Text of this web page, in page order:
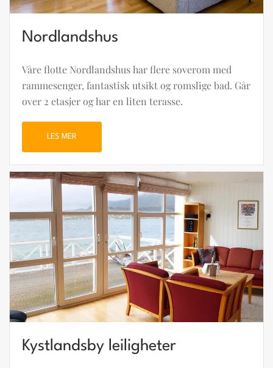
Nordlandshus
Våre flotte Nordlandshus har flere soverom med
rammesenger, fantastisk utsikt og romslige bad. Går
over 2 etasjer og har en liten terasse.
LES MER
Kystlandsby leiligheter